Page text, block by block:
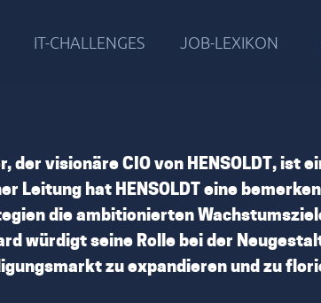
IT-CHALLENGES JOB-LEXIKON
der visionäre CIO von HENSOLDT,
Leitung hat HENSOLDT eine
die ambitionierten
würdigt seine Rolle bei der
zu expandieren und zu